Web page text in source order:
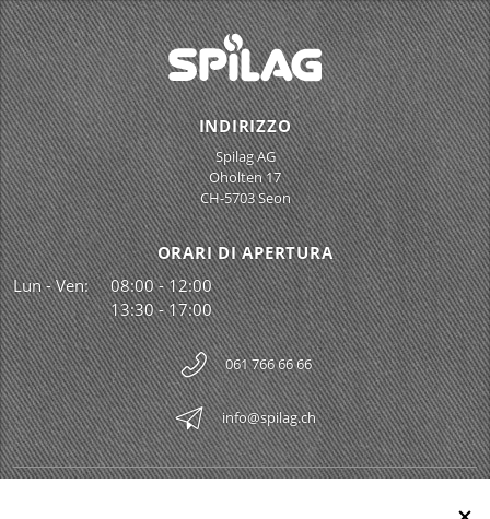
INDIRIZZO
Spilag AG
Oholten 17
CH-5703 Seon
ORARI DI APERTURA
Lun - Ven:
08:00 - 12:00
13:30 - 17:00
061 766 66 66
info@spilag.ch